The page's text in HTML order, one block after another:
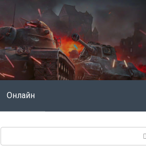
Онлайн